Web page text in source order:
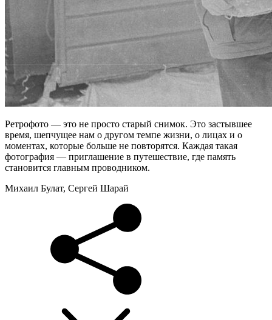
Ретрофото — это не просто старый снимок. Это застывшее
время, шепчущее нам о другом темпе жизни, о лицах и о
моментах, которые больше не повторятся. Каждая такая
фотография — приглашение в путешествие, где память
становится главным проводником.
Михаил Булат, Сергей Шарай